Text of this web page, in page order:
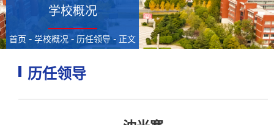
学校概况
首页 - 学校概况 - 历任领导 - 正文
历任领导